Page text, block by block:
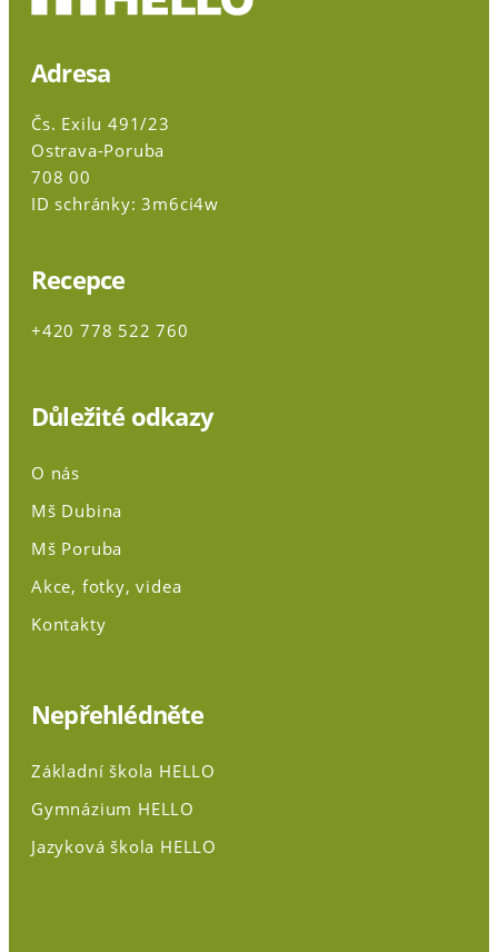
Adresa
Čs. Exilu 491/23
Ostrava-Poruba
708 00
ID schránky: 3m6ci4w
Recepce
+420 778 522 760
Důležité odkazy
O nás
Mš Dubina
Mš Poruba
Akce, fotky, videa
Kontakty
Nepřehlédněte
Základní škola HELLO
Gymnázium HELLO
Jazyková škola HELLO